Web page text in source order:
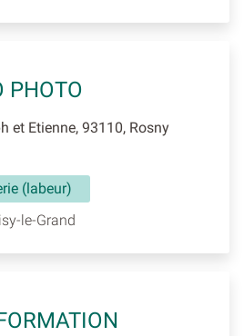
PHOTO
et Etienne, 93110, Rosny
(labeur)
le-Grand